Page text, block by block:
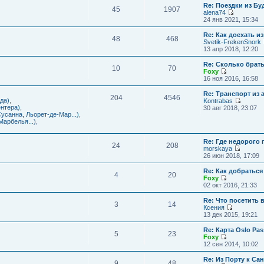
ю
о
б
щ
е
н
и
ю
е
м
у
с
о
о
б
щ
е
и
ю
л
д
н
е
м
у
с
о
б
щ
е
н
и
к
п
о
л
е
д
н
е
у
с
о
о
б
и
ю
45 1907
Re: Поездки из
alena74
П
е
р
е
й
т
к
п
о
л
е
д
с
о
о
щ
н
и
ю
24 янв 2021, 15:34
48 468
Re: Как доехать
Svetik-FrekenSnork
13 апр 2018, 12:20
10 70
Re: Сколько
Foxy
П
е
р
е
й
т
п
о
с
л
е
д
н
е
с
о
о
щ
н
и
ю
16 ноя 2016, 16:58
Льорет-де-Мар...)
204 4546
Re: Транспорт из
Kontrabas
П
й
т
п
о
л
е
д
е
с
о
о
щ
30 авг 2018, 23:07
24 208
Re: Где недорого
morskaya
П
е
р
е
й
т
к
п
о
л
д
н
е
26 июн 2018, 17:09
4 20
Re: Как
Foxy
П
е
р
е
й
т
к
п
о
л
02 окт 2016, 21:33
3 14
Re: Что посетить
Ксения
П
е
р
е
й
т
13 дек 2015, 19:21
5 23
Re: Карта Oslo
Foxy
П
е
р
12 сен 2014, 10:02
Re: Из Порту к